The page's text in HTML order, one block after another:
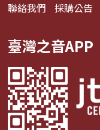
聯絡我們 採購公告
臺灣之音APP